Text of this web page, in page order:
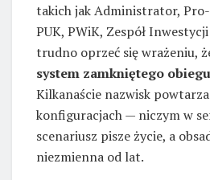
takich jak Administrator, Pro-
PUK, PWiK, Zespół
trudno oprzeć się wrażeniu,
system zamkniętego
Kilkanaście nazwisk
konfiguracjach — niczym w
scenariusz pisze życie, a
niezmienna od lat.